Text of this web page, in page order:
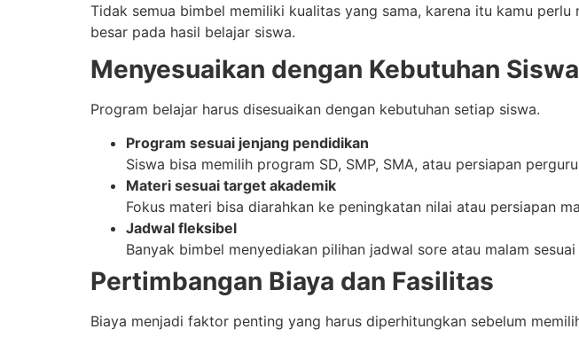
Tidak semua bimbel memiliki kualitas yang sama, karena itu kamu
besar pada hasil belajar siswa.
Menyesuaikan dengan Kebutuhan Siswa
Program belajar harus disesuaikan dengan kebutuhan setiap siswa.
Program sesuai jenjang pendidikan
Siswa bisa memilih program SD, SMP, SMA, atau persiapan
Materi sesuai target akademik
Fokus materi bisa diarahkan ke peningkatan nilai atau persiapan
Jadwal fleksibel
Banyak bimbel menyediakan pilihan jadwal sore atau malam
Pertimbangan Biaya dan Fasilitas
Biaya menjadi faktor penting yang harus diperhitungkan sebelum